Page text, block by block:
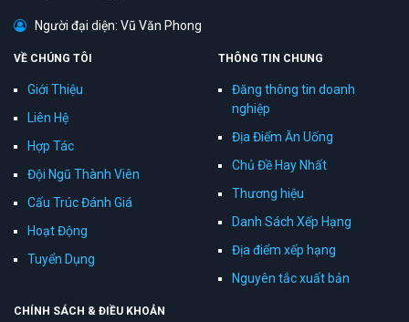
Người đại diện: Vũ Văn Phong
VỀ CHÚNG TÔI
Giới Thiệu
Liên Hệ
Hợp Tác
Đội Ngũ Thành Viên
Cấu Trúc Đánh Giá
Hoạt Động
Tuyển Dụng
THÔNG TIN CHUNG
Đăng thông tin doanh
nghiệp
Địa Điểm Ăn Uống
Chủ Đề Hay Nhất
Thương hiệu
Danh Sách Xếp Hạng
Địa điểm xếp hạng
Nguyên tắc xuất bản
CHÍNH SÁCH & ĐIỀU KHOẢN